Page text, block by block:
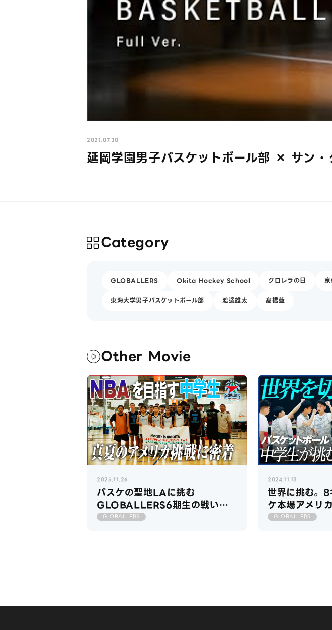
2021.07.30
延岡学園男子バスケットボール部 × サン
Category
GLOBALLERS Okita Hockey School クロレラの日
東海大学男子バスケットボール部 渡邊雄太 髙橋藍
Other Movie
2025.11.26
バスケの聖地LAに挑む
GLOBALLERS6期生の戦いが
開幕【GLOBALLERS2025 前
GLOBALLERS
2024.11.13
世界に挑む。
ケ本場アメリ
【GLOBALLERS